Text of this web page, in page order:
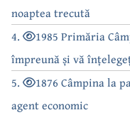
noaptea trecută
4.
1985 Primăria
împreună și vă
5.
1876 Câmpina la
agent economic